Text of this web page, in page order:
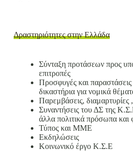
Δραστηριότητες στην Ελλάδα
Σύνταξη προτάσεων προς
επιτροπές
Προσφυγές και
δικαστήρια για νομικά
Παρεμβάσεις, διαμαρτυρίες
Συναντήσεις του ΔΣ της
άλλα πολιτικά πρόσωπα και
Τύπος και ΜΜΕ
Εκδηλώσεις
Κοινωνικό έργο Κ.Σ.Ε